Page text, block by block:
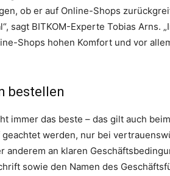
ob er auf Online-Shops
sagt BITKOM-Experte Tobias Arns.
Shops hohen Komfort und vor
bestellen
immer das beste – das gilt auch
werden, nur bei
an klaren
sowie den Namen des